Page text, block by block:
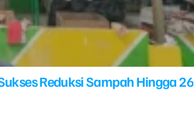
Reduksi Sampah Hingga 26